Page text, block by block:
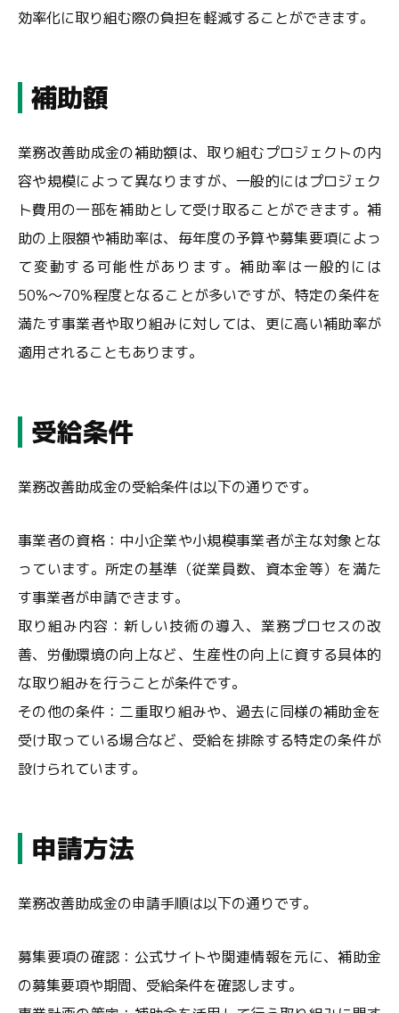
効率化に取り組む際の負担を軽減することができます。
補助額
業務改善助成金の補助額は、取り組むプロジェクトの内
容や規模によって異なりますが、一般的にはプロジェク
ト費用の一部を補助として受け取ることができます。補
助の上限額や補助率は、毎年度の予算や募集要項によっ
て変動する可能性があります。補助率は一般的には
50%〜70%程度となることが多いですが、特定の条件を
満たす事業者や取り組みに対しては、更に高い補助率が
適用されることもあります。
受給条件
業務改善助成金の受給条件は以下の通りです。
事業者の資格：中小企業や小規模事業者が主な対象とな
っています。所定の基準（従業員数、資本金等）を満た
す事業者が申請できます。
取り組み内容：新しい技術の導入、業務プロセスの改
善、労働環境の向上など、生産性の向上に資する具体的
な取り組みを行うことが条件です。
その他の条件：二重取り組みや、過去に同様の補助金を
受け取っている場合など、受給を排除する特定の条件が
設けられています。
申請方法
業務改善助成金の申請手順は以下の通りです。
募集要項の確認：公式サイトや関連情報を元に、補助金
の募集要項や期間、受給条件を確認します。